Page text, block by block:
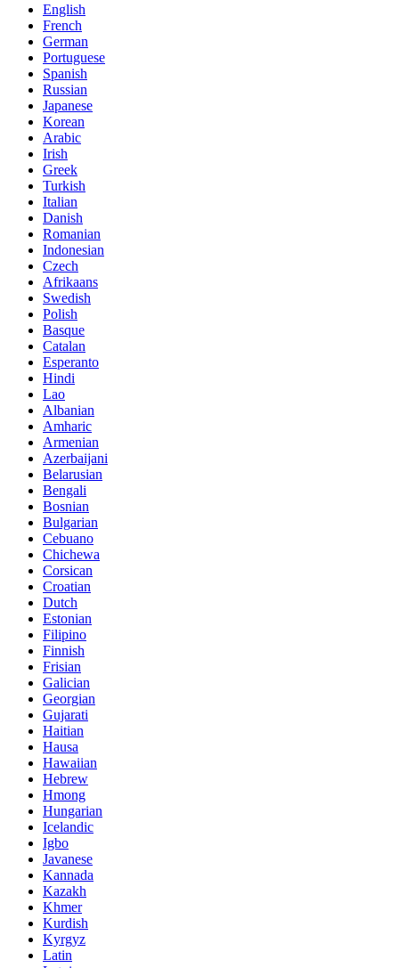
English
French
German
Portuguese
Spanish
Russian
Japanese
Korean
Arabic
Irish
Greek
Turkish
Italian
Danish
Romanian
Indonesian
Czech
Afrikaans
Swedish
Polish
Basque
Catalan
Esperanto
Hindi
Lao
Albanian
Amharic
Armenian
Azerbaijani
Belarusian
Bengali
Bosnian
Bulgarian
Cebuano
Chichewa
Corsican
Croatian
Dutch
Estonian
Filipino
Finnish
Frisian
Galician
Georgian
Gujarati
Haitian
Hausa
Hawaiian
Hebrew
Hmong
Hungarian
Icelandic
Igbo
Javanese
Kannada
Kazakh
Khmer
Kurdish
Kyrgyz
Latin